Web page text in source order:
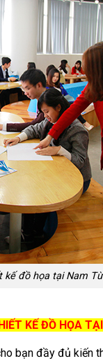
kế đồ họa tại Nam
KẾ ĐỒ HỌA
bạn đầy đủ kiến